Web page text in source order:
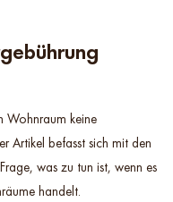
Wohnraum keine
Artikel befasst sich mit den
was zu tun ist, wenn es
handelt.